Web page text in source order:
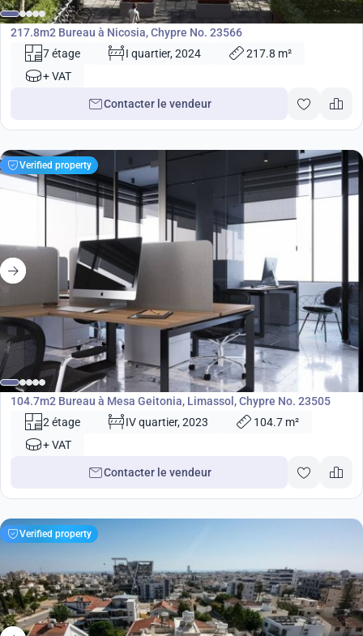
Bureau
217.8m2 Bureau à Nicosia, Chypre No. 23566
7 étage
I quartier, 2024
217.8 m²
+ VAT
Contacter le vendeur
Verified property
€ 622 000
Bureau
104.7m2 Bureau à Mesa Geitonia, Limassol, Chypre No. 23505
2 étage
IV quartier, 2023
104.7 m²
+ VAT
Contacter le vendeur
Verified property